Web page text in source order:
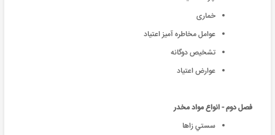
خماری
عوامل مخاطره آمیز اعتیاد
تشخیص دوگانه
عوارض اعتیاد
فصل دوم - انواع مواد مخدر
سستي زاها